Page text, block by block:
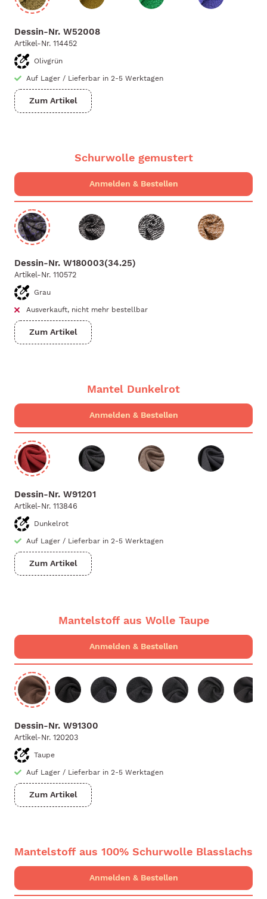
Dessin-Nr. W52008
Artikel-Nr. 114452
Olivgrün
Auf Lager / Lieferbar in 2-5 Werktagen
Zum Artikel
Schurwolle gemustert
Dessin-Nr. W180003(34.25)
Artikel-Nr. 110572
Grau
Ausverkauft, nicht mehr bestellbar
Zum Artikel
Mantel Dunkelrot
Dessin-Nr. W91201
Artikel-Nr. 113846
Dunkelrot
Auf Lager / Lieferbar in 2-5 Werktagen
Zum Artikel
Mantelstoff aus Wolle Taupe
Dessin-Nr. W91300
Artikel-Nr. 120203
Taupe
Auf Lager / Lieferbar in 2-5 Werktagen
Zum Artikel
Mantelstoff aus 100% Schurwolle Blasslachs